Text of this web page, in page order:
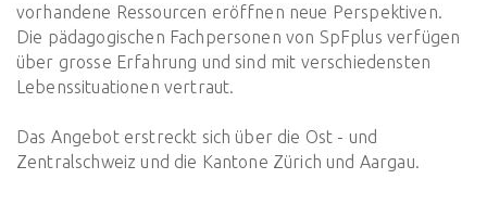
vorhandene Ressourcen eröffnen neue Perspektiven.
Die pädagogischen Fachpersonen von SpFplus verfügen
über grosse Erfahrung und sind mit verschiedensten
Lebenssituationen vertraut.
Das Angebot erstreckt sich über die Ost - und
Zentralschweiz und die Kantone Zürich und Aargau.